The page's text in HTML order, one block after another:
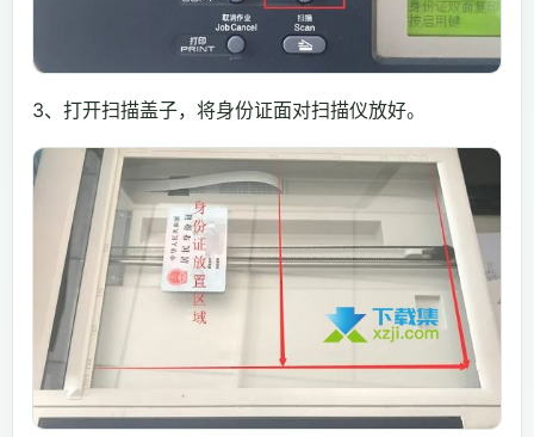
3、打开扫描盖子，将身份证面对扫描仪放好。